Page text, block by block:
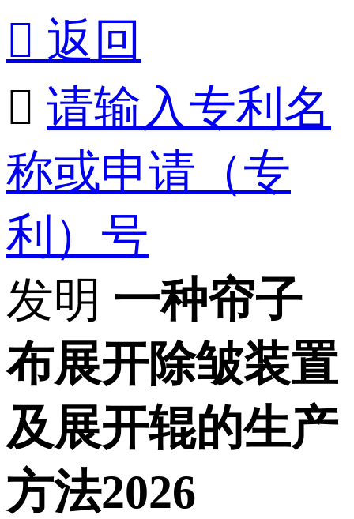
 返回
 请输入专利名
称或申请（专
利）号
发明 一种帘子
布展开除皱装置
及展开辊的生产
方法2026